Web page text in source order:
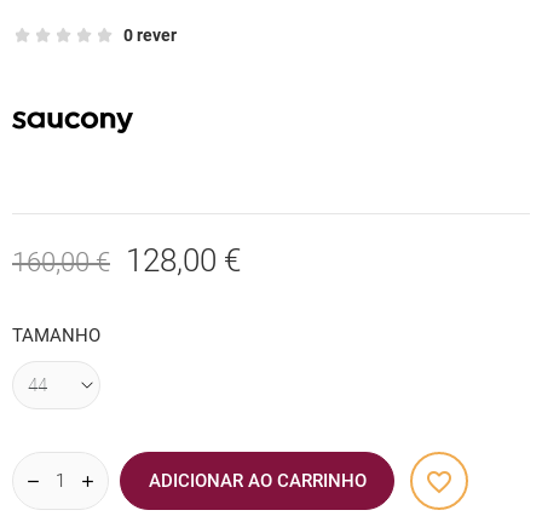
0 rever
160,00 € 128,00 €
TAMANHO
ADICIONAR AO CARRINHO favorite_border